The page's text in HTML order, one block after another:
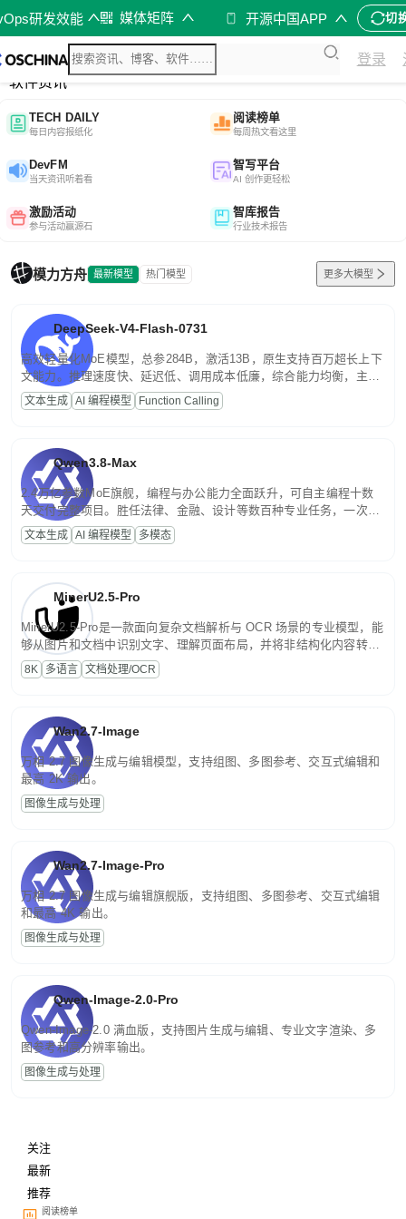
研发效能 媒体矩阵 开源中国APP 切
登录
综合
开源资讯
软件资讯
TECH DAILY
每日内容报纸化
阅读榜单
每周热文看这里
DevFM
当天资讯听着看
智写平台
AI 创作更轻松
激励活动
参与活动赢源石
智库报告
行业技术报告
模力方舟 最新模型 热门模型 更多大模型
DeepSeek-V4-Flash-0731
高效轻量化MoE模型，总参284B，激活13B，原生支持百万超长上下
文能力。推理速度快、延迟低、调用成本低廉，综合能力均衡，主打
高并发、轻量化任务，适合日常对话、内容创作、基础 RAG、批量
文案处理等普惠刚需场景。
文本生成 AI 编程模型 Function Calling
Qwen3.8-Max
2.4万亿参数MoE旗舰，编程与办公能力全面跃升，可自主编程十数
天交付完整项目。胜任法律、金融、设计等数百种专业任务，一次对
话端到端交付生产级成果。原生视觉理解贯穿规划、执行与验证全流
程，支持超长文档与长视频的深度语义解析。长程任务中自主规划与
文本生成 AI 编程模型 多模态
MinerU2.5-Pro
MinerU2.5-Pro是一款面向复杂文档解析与 OCR 场景的专业模型，能
够从图片和文档中识别文字、理解页面布局，并将非结构化内容转换
为便于存储、检索和二次处理的结构化结果。
8K 多语言 文档处理/OCR
Wan2.7-Image
万相 2.7 图像生成与编辑模型，支持组图、多图参考、交互式编辑和
最高 2K 输出。
图像生成与处理
Wan2.7-Image-Pro
万相 2.7 图像生成与编辑旗舰版，支持组图、多图参考、交互式编辑
和最高 4K 输出。
图像生成与处理
Qwen-Image-2.0-Pro
Qwen-Image-2.0 满血版，支持图片生成与编辑、专业文字渲染、多
图参考和高分辨率输出。
图像生成与处理
关注
最新
推荐
阅读榜单